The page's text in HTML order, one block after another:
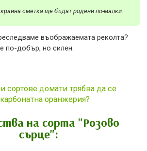
сметка ще бъдат родени по-малки.
въображаемата реколта?
по-добър, но силен.
сортове домати трябва да се
оранжерия?
на сорта "Розово
сърце":